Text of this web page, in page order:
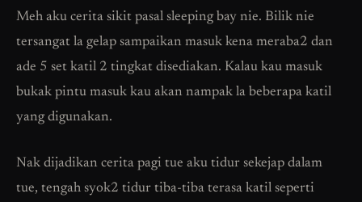
Meh aku cerita sikit pasal sleeping bay nie. Bilik nie
tersangat la gelap sampaikan masuk kena meraba2 dan
ade 5 set katil 2 tingkat disediakan. Kalau kau masuk
bukak pintu masuk kau akan nampak la beberapa katil
yang digunakan.
Nak dijadikan cerita pagi tue aku tidur sekejap dalam
tue, tengah syok2 tidur tiba-tiba terasa katil seperti